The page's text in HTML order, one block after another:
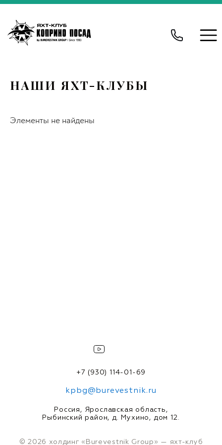
НАШИ ЯХТ-КЛУБЫ
Элементы не найдены
+7 (930) 114-01-69
kpbg@burevestnik.ru
Россия, Ярославская область,
Рыбинский район, д. Мухино, дом 12.
© 2026 холдинг «Burevestnik Group» — яхт-клуб